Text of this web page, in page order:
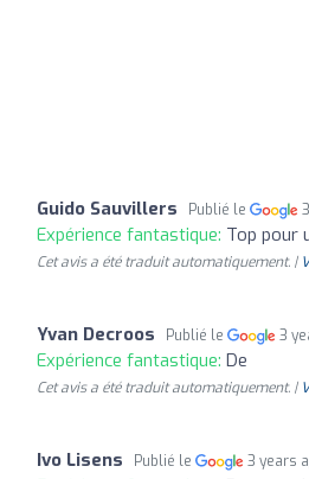
Guido Sauvillers Publié le
Expérience fantastique: Top pour
Cet avis a été traduit automatiquement. |
Yvan Decroos Publié le 3
Expérience fantastique: De
Cet avis a été traduit automatiquement. |
Ivo Lisens Publié le 3 years